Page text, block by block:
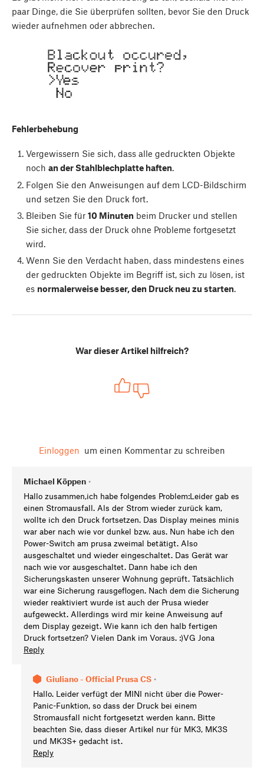
paar Dinge, die Sie überprüfen sollten, bevor Sie den Druck
wieder aufnehmen oder abbrechen.
Fehlerbehebung
Vergewissern Sie sich, dass alle gedruckten Objekte
noch an der Stahlblechplatte haften.
Folgen Sie den Anweisungen auf dem LCD-Bildschirm
und setzen Sie den Druck fort.
Bleiben Sie für 10 Minutenbeim Drucker und stellen
Sie sicher, dass der Druck ohne Probleme fortgesetzt
wird.
Wenn Sie den Verdacht haben, dass mindestens eines
der gedruckten Objekte im Begriff ist, sich zu lösen, ist
es normalerweise besser, den Druck neu zu starten.
War dieser Artikel hilfreich?
Einloggen um einen Kommentar zu schreiben
Michael Köppen •
Hallo zusammen,ich habe folgendes Problem:Leider gab es
einen Stromausfall. Als der Strom wieder zurück kam,
wollte ich den Druck fortsetzen. Das Display meines minis
war aber nach wie vor dunkel bzw. aus. Nun habe ich den
Power-Switch am prusa zweimal betätigt. Also
ausgeschaltet und wieder eingeschaltet. Das Gerät war
nach wie vor ausgeschaltet. Dann habe ich den
Sicherungskasten unserer Wohnung geprüft. Tatsächlich
war eine Sicherung rausgeflogen. Nach dem die Sicherung
wieder reaktiviert wurde ist auch der Prusa wieder
aufgeweckt. Allerdings wird mir keine Anweisung auf
dem Display gezeigt. Wie kann ich den halb fertigen
Druck fortsetzen? Vielen Dank im Voraus. :)VG Jona
Reply
Giuliano - Official Prusa CS •
Hallo. Leider verfügt der MINI nicht über die Power-
Panic-Funktion, so dass der Druck bei einem
Stromausfall nicht fortgesetzt werden kann. Bitte
beachten Sie, dass dieser Artikel nur für MK3, MK3S
und MK3S+ gedacht ist.
Reply